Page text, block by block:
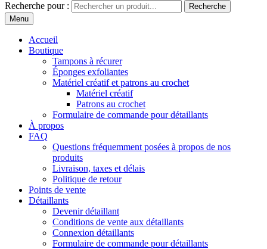
Recherche pour :
Recherche
Menu
Accueil
Boutique
Tampons à récurer
Éponges exfoliantes
Matériel créatif et patrons au crochet
Matériel créatif
Patrons au crochet
Formulaire de commande pour détaillants
À propos
FAQ
Questions fréquemment posées à propos de nos
produits
Livraison, taxes et délais
Politique de retour
Points de vente
Détaillants
Devenir détaillant
Conditions de vente aux détaillants
Connexion détaillants
Formulaire de commande pour détaillants